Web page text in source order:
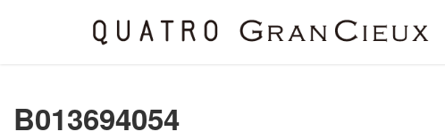
B013694054